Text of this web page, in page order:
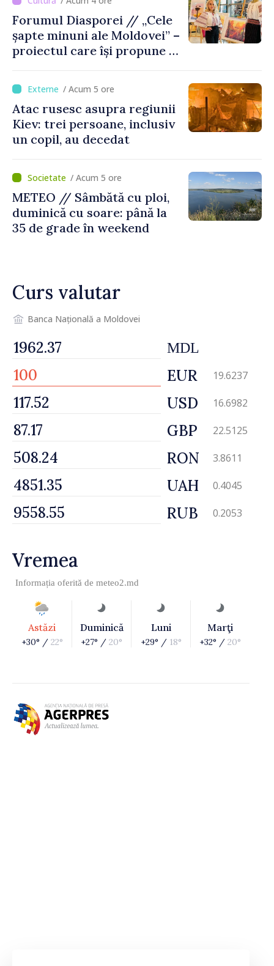
Forumul Diasporei // „Cele
șapte minuni ale Moldovei” –
proiectul care își propune să
de țara de origine
/ Acum 5 ore
Atac rusesc asupra regiunii
Kiev: trei persoane, inclusiv
un copil, au decedat
/ Acum 5 ore
METEO // Sâmbătă cu ploi,
duminică cu soare: până la
35 de grade în weekend
Curs valutar
Banca Națională a Moldovei
MDL
EUR 19.6237
USD 16.6982
GBP 22.5125
RON 3.8611
UAH 0.4045
RUB 0.2053
Vremea
Informația oferită de meteo2.md
Astăzi
+30° / 22°
Duminică
+27° / 20°
Luni
+29° / 18°
Marţi
+32° / 20°